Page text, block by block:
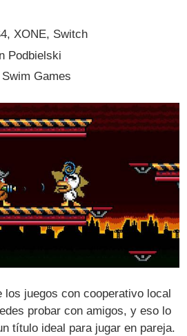
XONE, Switch
Podbielski
Games
los juegos con cooperativo local
probar con amigos, y eso lo
título ideal para jugar en pareja.